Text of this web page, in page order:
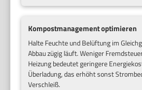
Kompostmanagement optimieren
Halte Feuchte und Belüftung im
Abbau zügig läuft. Weniger
Heizung bedeutet geringere
Überladung, das erhöht sonst
Verschleiß.